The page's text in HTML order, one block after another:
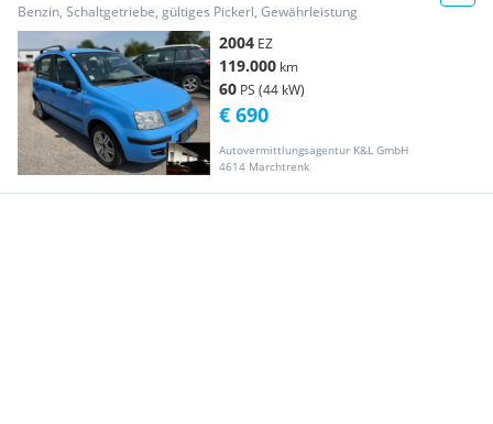
Benzin, Schaltgetriebe, gültiges Pickerl, Gewährleistung
2004 EZ
119.000 km
60 PS (44 kW)
Autovermittlungsagentur K&L GmbH
4614 Marchtrenk
€ 690